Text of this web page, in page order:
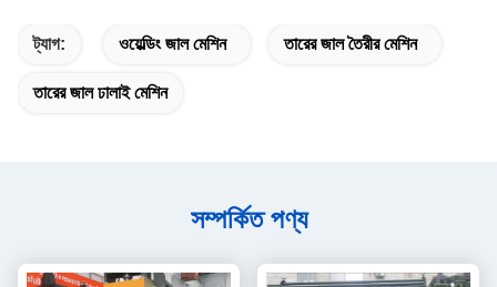
ট্যাগ: ওয়েল্ডিং জাল মেশিন তারের জাল তৈরীর মেশিন
তারের জাল ঢালাই মেশিন
সম্পর্কিত পণ্য